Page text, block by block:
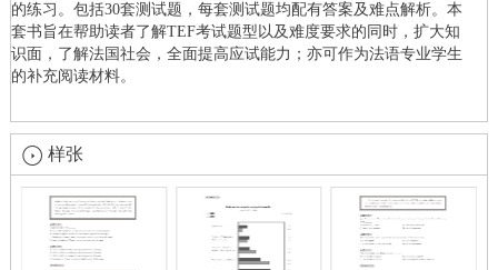
的练习。包括30套测试题，每套测试题均配有答案及难点解析。本
套书旨在帮助读者了解TEF考试题型以及难度要求的同时，扩大知
识面，了解法国社会，全面提高应试能力；亦可作为法语专业学生
的补充阅读材料。
样张